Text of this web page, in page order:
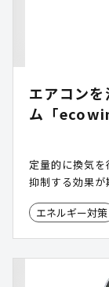
エアコン
ム「
定量的に換気
抑制する効果が
エネルギー対策